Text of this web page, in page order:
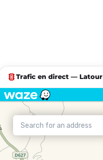
traffic Trafic en direct — Latour